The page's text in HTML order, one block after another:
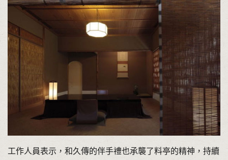
工作人員表示，和久傳的伴手禮也承襲了料亭的精神，持續